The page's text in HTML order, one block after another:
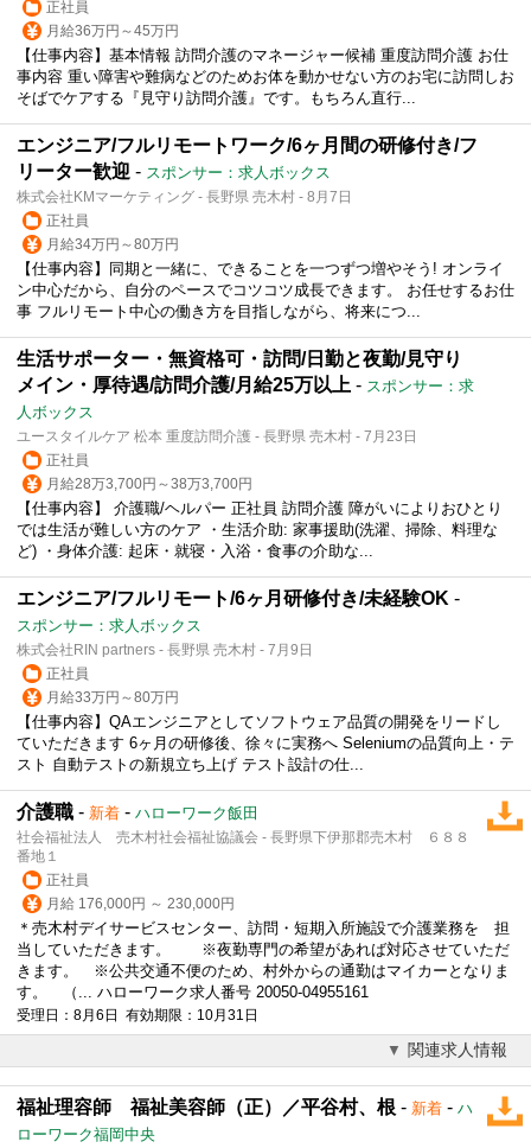
正社員
月給36万円～45万円
【仕事内容】基本情報 訪問介護のマネージャー候補 重度訪問介護 お仕
事内容 重い障害や難病などのためお体を動かせない方のお宅に訪問しお
そばでケアする『見守り訪問介護』です。もちろん直行...
エンジニア/フルリモートワーク/6ヶ月間の研修付き/フ
リーター歓迎 - スポンサー：求人ボックス
株式会社KMマーケティング - 長野県 売木村 - 8月7日
正社員
月給34万円～80万円
【仕事内容】同期と一緒に、できることを一つずつ増やそう! オンライ
ン中心だから、自分のペースでコツコツ成長できます。 お任せするお仕
事 フルリモート中心の働き方を目指しながら、将来につ...
生活サポーター・無資格可・訪問/日勤と夜勤/見守り
メイン・厚待遇/訪問介護/月給25万以上 - スポンサー：求
人ボックス
ユースタイルケア 松本 重度訪問介護 - 長野県 売木村 - 7月23日
正社員
月給28万3,700円～38万3,700円
【仕事内容】 介護職/ヘルパー 正社員 訪問介護 障がいによりおひとり
では生活が難しい方のケア ・生活介助: 家事援助(洗濯、掃除、料理な
ど) ・身体介護: 起床・就寝・入浴・食事の介助な...
エンジニア/フルリモート/6ヶ月研修付き/未経験OK -
スポンサー：求人ボックス
株式会社RIN partners - 長野県 売木村 - 7月9日
正社員
月給33万円～80万円
【仕事内容】QAエンジニアとしてソフトウェア品質の開発をリードし
ていただきます 6ヶ月の研修後、徐々に実務へ Seleniumの品質向上・テ
スト 自動テストの新規立ち上げ テスト設計の仕...
介護職 - 新着 - ハローワーク飯田
社会福祉法人 売木村社会福祉協議会 - 長野県下伊那郡売木村 ６８８
番地１
正社員
月給 176,000円 ～ 230,000円
＊売木村デイサービスセンター、訪問・短期入所施設で介護業務を 担
当していただきます。 ※夜勤専門の希望があれば対応させていただ
きます。 ※公共交通不便のため、村外からの通勤はマイカーとなりま
す。 （... ハローワーク求人番号 20050-04955161
受理日：8月6日 有効期限：10月31日
関連求人情報
福祉理容師 福祉美容師（正）／平谷村、根 - 新着 - ハ
ローワーク福岡中央